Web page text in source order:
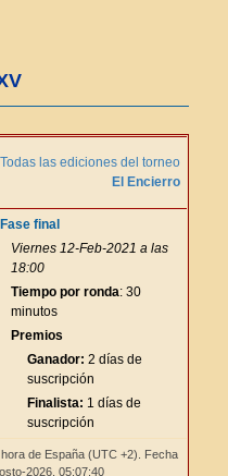
Todas las ediciones del torneo
El Encierro
Fase final
Viernes 12-Feb-2021 a las
18:00
Tiempo por ronda: 30
minutos
Premios
Ganador: 2 días de
suscripción
Finalista: 1 días de
suscripción
de España (UTC +2). Fecha
2026, 05:07:40